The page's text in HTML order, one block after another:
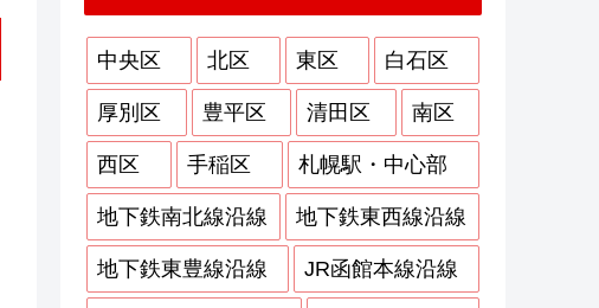
中央区 北区 東区 白石区
厚別区 豊平区 清田区 南区
西区 手稲区 札幌駅・中心部
地下鉄南北線沿線 地下鉄東西線沿線
地下鉄東豊線沿線 JR函館本線沿線